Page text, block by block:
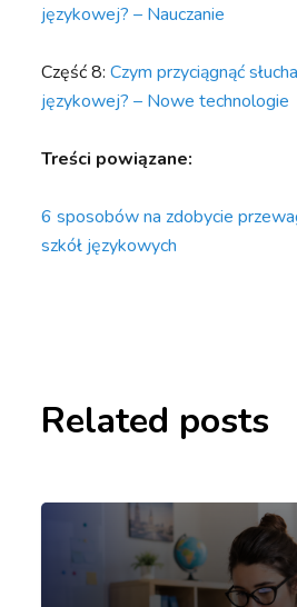
językowej? – Nauczanie
Część 8:Czym przyciągnąć
językowej? – Nowe technologie
Treści powiązane:
6 sposobów na zdobycie
szkół językowych
Related posts